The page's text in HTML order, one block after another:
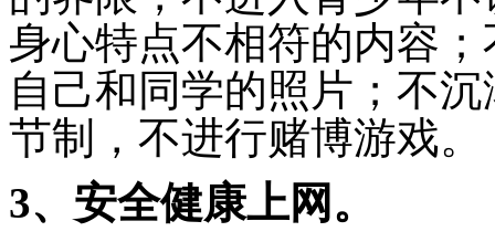
身心特点不相符的内容
自己和同学的照片；不
节制，不进行赌博游戏。
3、安全健康上网。